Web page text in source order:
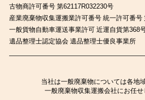
古物商許可番号 第62117R032230号
産業廃棄物収集運搬業許可番号 統一許可番号
一般貨物自動車運送事業許可 近運自貨第368
遺品整理士認定協会 遺品整理士優良事業所
当社は一般廃棄物については各地
一般廃棄物収集運搬会社にお任